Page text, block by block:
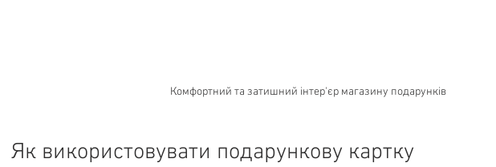
Комфортний та затишний інтер'єр магазину подарунків
Як використовувати подарункову картку